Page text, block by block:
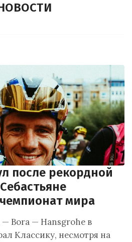
после рекордной
мира
— Bora — Hansgrohe в
Классику, несмотря на